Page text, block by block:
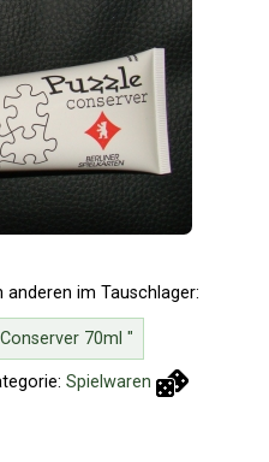
im Tauschlager:
70ml "
Spielwaren